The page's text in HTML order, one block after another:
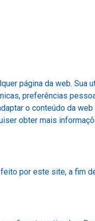
página da web. Sua
preferências
o conteúdo da
obter mais
por este site, a fim